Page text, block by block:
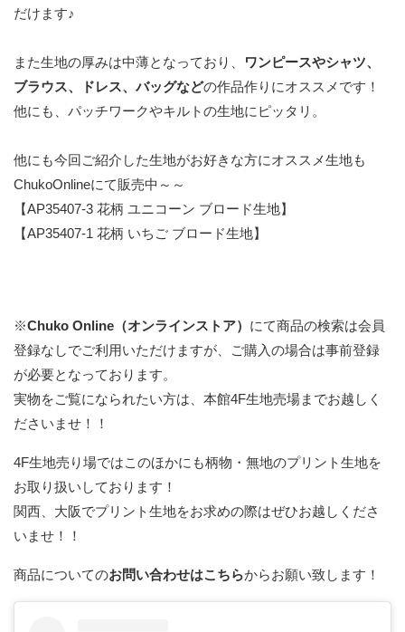
だけます♪
また生地の厚みは中薄となっており、
ワンピースやシャツ、
ブラウス、ドレス、バッグなどの作品作りにオススメです！
他にも、パッチワークやキルトの生地にピッタリ。
他にも今回ご紹介した生地がお好きな方にオススメ生地も
ChukoOnlineにて販売中～～
【AP35407-3 花柄 ユニコーン ブロード生地】
【AP35407-1 花柄 いちご ブロード生地】
※Chuko Online（オンラインストア） にて商品の検索は会員
登録なしでご利用いただけますが、ご購入の場合は事前登録
が必要となっております。
実物をご覧になられたい方は、本館4F生地売場までお越しく
ださいませ！！
4F生地売り場ではこのほかにも柄物・無地のプリント生地を
お取り扱いしております！
関西、大阪でプリント生地をお求めの際はぜひお越しくださ
いませ！！
商品についてのお問い合わせはこちらからお願い致します！